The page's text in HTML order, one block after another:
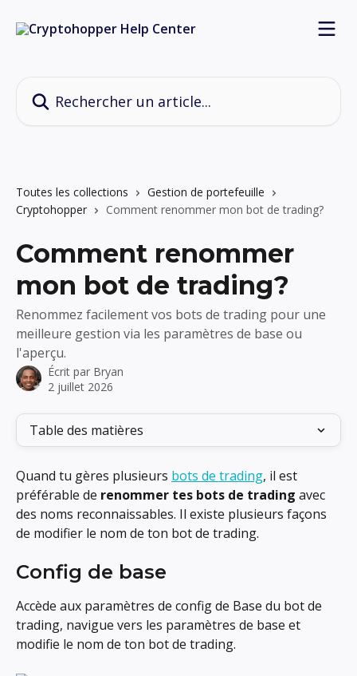
Toutes les collections
Gestion de portefeuille
Cryptohopper
Comment renommer mon bot de trading?
Comment renommer
mon bot de trading?
Renommez facilement vos bots de trading pour une
meilleure gestion via les paramètres de base ou
l'aperçu.
Écrit par Bryan
2 juillet 2026
Table des matières
Quand tu gères plusieurs bots de trading, il est
préférable de renommer tes bots de trading avec
des noms reconnaissables. Il existe plusieurs façons
de modifier le nom de ton bot de trading.
Config de base
Accède aux paramètres de config de Base du bot de
trading, navigue vers les paramètres de base et
modifie le nom de ton bot de trading.